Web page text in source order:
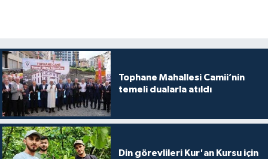
Tophane Mahallesi Camii’nin
temeli dualarla atıldı
Din görevlileri Kur'an Kursu için
Yozgat Müftülüğü
Zonguldak Müftülüğü